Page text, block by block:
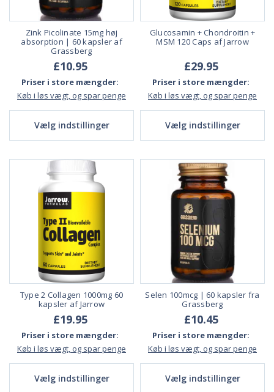
Zink Picolinate 15mg høj
absorption | 60 kapsler af
Grassberg
£10.95
Priser i store mængder:
Køb i løs vægt, og spar penge
Vælg indstillinger
Glucosamin + Chondroitin +
MSM 120 Caps af Jarrow
£29.95
Priser i store mængder:
Køb i løs vægt, og spar penge
Vælg indstillinger
Type 2 Collagen 1000mg 60
kapsler af Jarrow
£19.95
Priser i store mængder:
Køb i løs vægt, og spar penge
Vælg indstillinger
Selen 100mcg | 60 kapsler fra
Grassberg
£10.45
Priser i store mængder:
Køb i løs vægt, og spar penge
Vælg indstillinger